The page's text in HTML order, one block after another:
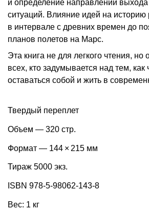
и определение направлений
ситуаций. Влияние идей на историю
в интервале с древних времен до
планов полетов на Марс.
Эта книга не для легкого чтения, но
всех, кто задумывается над тем, как
оставаться собой и жить в
Твердый переплет
Объем — 320 стр.
Формат — 144 × 215 мм
Тираж 5000 экз.
ISBN 978-5-98062-143-8
Вес: 1 кг